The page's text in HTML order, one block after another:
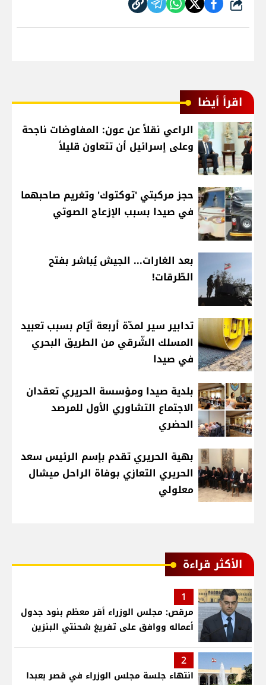
شارك
اقرأ أيضا
الراعي نقلاً عن عون: المفاوضات ناجحة
وعلى إسرائيل أن تتعاون قليلاً
حجز مركبتي 'توكتوك' وتغريم صاحبهما
في صيدا بسبب الإزعاج الصوتي
بعد الغارات... الجيش يُباشر بفتح
الطّرقات!
تدابير سير لمدّة أربعة أيّام بسبب تعبيد
المسلك الشّرقي من الطريق البحري
في صيدا
بلدية صيدا ومؤسسة الحريري تعقدان
الاجتماع التشاوري الأول للمرصد
الحضري
بهية الحريري تقدم بإسم الرئيس سعد
الحريري التعازي بوفاة الراحل ميشال
معلولي
الأكثر قراءة
1
مرقص: مجلس الوزراء أقر معظم بنود جدول
أعماله ووافق على تفريغ شحنتي البنزين
2
انتهاء جلسة مجلس الوزراء في قصر بعبدا